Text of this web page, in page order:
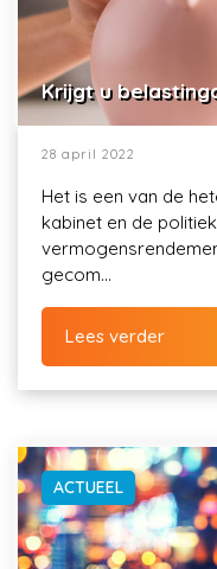
Krijgt u
28 april 2022
Het is een van de
kabinet en de
gecom...
Lees verder
ACTUEEL